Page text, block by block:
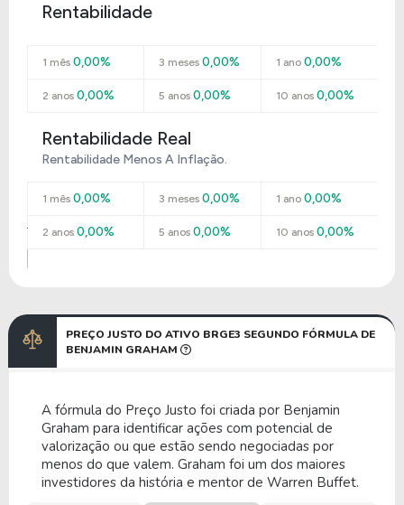
Rentabilidade
1 mês 0,00% 3 meses 0,00% 1 ano0,00%
2 anos 0,00% 5 anos 0,00% 10 anos0,00%
Rentabilidade Real
Rentabilidade Menos A Inflação.
1 mês 0,00% 3 meses 0,00% 1 ano0,00%
2 anos 0,00% 5 anos 0,00% 10 anos0,00%
PREÇO JUSTO DO ATIVO BRGE3 SEGUNDO FÓRMULA DE
BENJAMIN GRAHAM
A fórmula do Preço Justo foi criada por Benjamin
Graham para identificar ações com potencial de
valorização ou que estão sendo negociadas por
menos do que valem. Graham foi um dos maiores
investidores da história e mentor de Warren Buffet.